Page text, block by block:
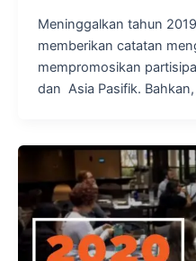
Meninggalkan tahun
memberikan catatan
mempromosikan
dan Asia Pasifik.